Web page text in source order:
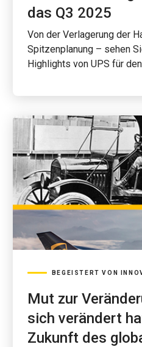
das Q3 2025
Von der Verlagerung der
Spitzenplanung – sehen
Highlights von UPS für
BEGEISTERT VON
Mut zur
sich verändert
Zukunft des